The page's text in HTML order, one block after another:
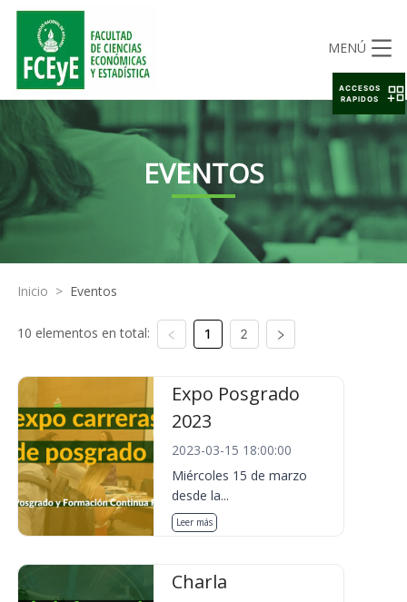
MENÚ
EVENTOS
Inicio > Eventos
10 elementos en total: 1 2
Expo Posgrado
2023
2023-03-15 18:00:00
Miércoles 15 de marzo
desde la...
Leer más
Charla
ACCESOS
RAPIDOS